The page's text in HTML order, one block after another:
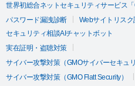
世界初総合ネットセキュリティサービス「
パスワード漏洩診断
Webサイトリスク
セキュリティ相談AIチャットボット
実在証明・盗聴対策
サイバー攻撃対策（GMOサイバーセキュ
サイバー攻撃対策（GMO Flatt Security）